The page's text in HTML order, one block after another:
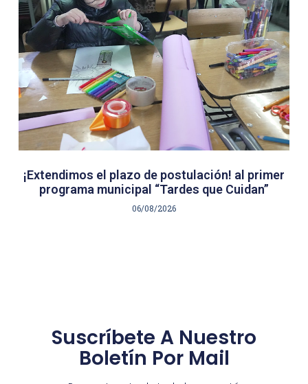
¡Extendimos el plazo de postulación! al primer
programa municipal “Tardes que Cuidan”
06/08/2026
Suscríbete A Nuestro
Boletín Por Mail